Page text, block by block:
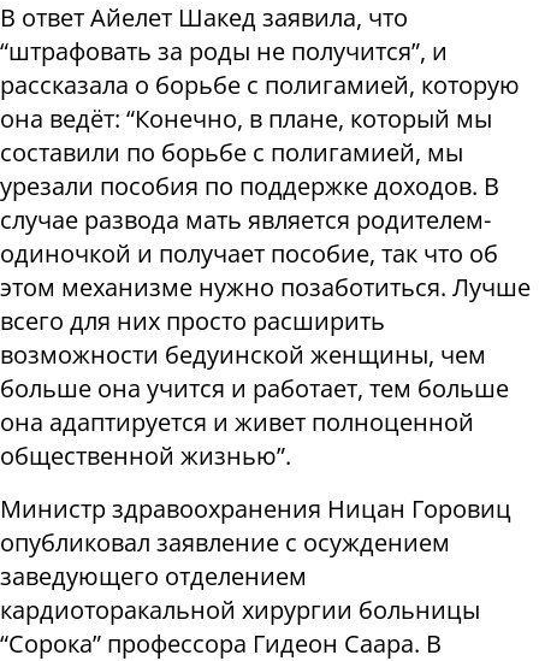
В ответ Айелет Шакед заявила, что
“штрафовать за роды не получится”, и
рассказала о борьбе с полигамией, которую
она ведёт: “Конечно, в плане, который мы
составили по борьбе с полигамией, мы
урезали пособия по поддержке доходов. В
случае развода мать является родителем-
одиночкой и получает пособие, так что об
этом механизме нужно позаботиться. Лучше
всего для них просто расширить
возможности бедуинской женщины, чем
больше она учится и работает, тем больше
она адаптируется и живет полноценной
общественной жизнью”.
Министр здравоохранения Ницан Горовиц
опубликовал заявление с осуждением
заведующего отделением
кардиоторакальной хирургии больницы
“Сорока” профессора Гидеон Саара. В